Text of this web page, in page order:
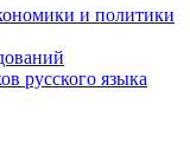
и политики
русского языка